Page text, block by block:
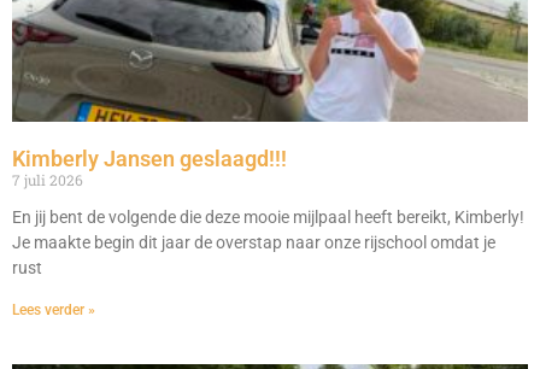
Kimberly Jansen geslaagd!!!
7 juli 2026
En jij bent de volgende die deze mooie mijlpaal heeft bereikt, Kimberly!
Je maakte begin dit jaar de overstap naar onze rijschool omdat je
rust
Lees verder »